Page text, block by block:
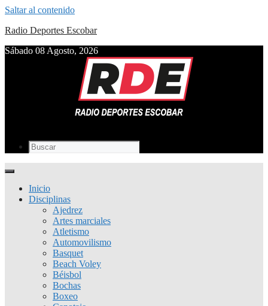
Saltar al contenido
Radio Deportes Escobar
Sábado 08 Agosto, 2026
Inicio
Disciplinas
Ajedrez
Artes marciales
Atletismo
Automovilismo
Basquet
Beach Voley
Béisbol
Bochas
Boxeo